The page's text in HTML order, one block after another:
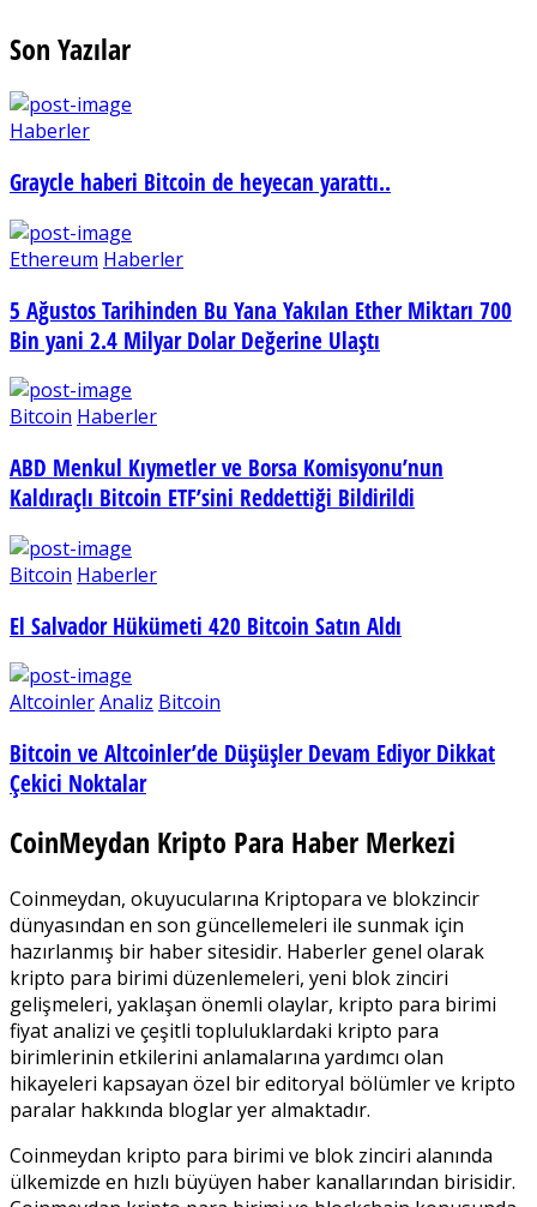
Son Yazılar
Haberler
Graycle haberi Bitcoin de heyecan yarattı..
Ethereum Haberler
5 Ağustos Tarihinden Bu Yana Yakılan Ether Miktarı 700
Bin yani 2.4 Milyar Dolar Değerine Ulaştı
Bitcoin Haberler
ABD Menkul Kıymetler ve Borsa Komisyonu’nun
Kaldıraçlı Bitcoin ETF’sini Reddettiği Bildirildi
Bitcoin Haberler
El Salvador Hükümeti 420 Bitcoin Satın Aldı
AltcoinlerAnaliz Bitcoin
Bitcoin ve Altcoinler’de Düşüşler Devam Ediyor Dikkat
Çekici Noktalar
CoinMeydan Kripto Para Haber Merkezi
Coinmeydan, okuyucularına Kriptopara ve blokzincir
dünyasından en son güncellemeleri ile sunmak için
hazırlanmış bir haber sitesidir. Haberler genel olarak
kripto para birimi düzenlemeleri, yeni blok zinciri
gelişmeleri, yaklaşan önemli olaylar, kripto para birimi
fiyat analizi ve çeşitli topluluklardaki kripto para
birimlerinin etkilerini anlamalarına yardımcı olan
hikayeleri kapsayan özel bir editoryal bölümler ve kripto
paralar hakkında bloglar yer almaktadır.
Coinmeydan kripto para birimi ve blok zinciri alanında
ülkemizde en hızlı büyüyen haber kanallarından birisidir.